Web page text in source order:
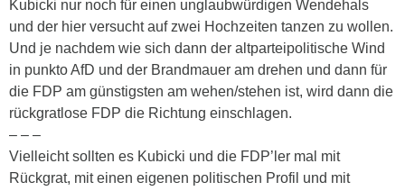
Kubicki nur noch für einen unglaubwürdigen Wendehals
und der hier versucht auf zwei Hochzeiten tanzen zu wollen.
Und je nachdem wie sich dann der altparteipolitische Wind
in punkto AfD und der Brandmauer am drehen und dann für
die FDP am günstigsten am wehen/stehen ist, wird dann die
rückgratlose FDP die Richtung einschlagen.
– – –
Vielleicht sollten es Kubicki und die FDP’ler mal mit
Rückgrat, mit einen eigenen politischen Profil und mit